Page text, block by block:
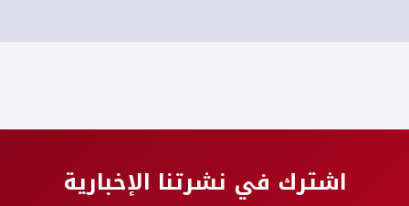
اشترك في نشرتنا الإخبارية